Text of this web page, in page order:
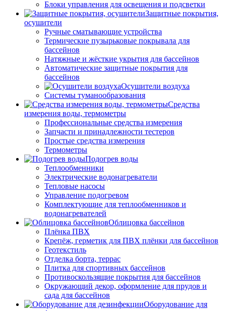
Блоки управления для освещения и подсветки
Защитные покрытия,
осушители
Ручные сматывающие устройства
Термические пузырьковые покрывала для
бассейнов
Натяжные и жёсткие укрытия для бассейнов
Автоматические защитные покрытия для
бассейнов
Осушители воздуха
Системы туманообразования
Средства
измерения воды, термометры
Профессиональные средства измерения
Запчасти и принадлежности тестеров
Простые средства измерения
Термометры
Подогрев воды
Теплообменники
Электрические водонагреватели
Тепловые насосы
Управление подогревом
Комплектующие для теплообменников и
водонагревателей
Облицовка бассейнов
Плёнка ПВХ
Крепёж, герметик для ПВХ плёнки для бассейнов
Геотекстиль
Отделка борта, террас
Плитка для спортивных бассейнов
Противоскользящие покрытия для бассейнов
Окружающий декор, оформление для прудов и
сада для бассейнов
Оборудование для